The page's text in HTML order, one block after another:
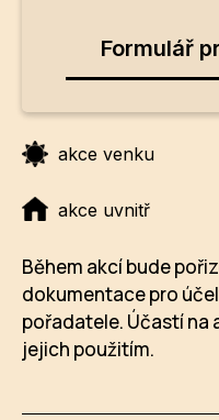
Formulář
akce venku
akce uvnitř
Během akcí bude
dokumentace pro
pořadatele. Účastí na
jejich použitím.